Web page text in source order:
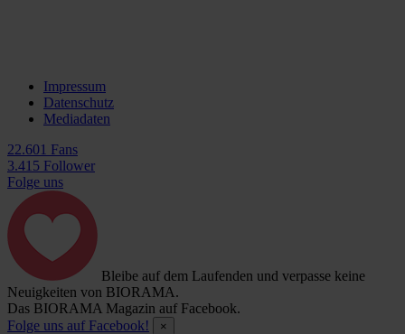
Impressum
Datenschutz
Mediadaten
22.601 Fans
3.415 Follower
Folge uns
Bleibe auf dem Laufenden und verpasse keine
Neuigkeiten von BIORAMA.
Das BIORAMA Magazin auf Facebook.
Folge uns auf Facebook!
×